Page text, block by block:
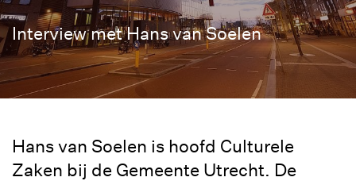
Interview met Hans van Soelen
Hans van Soelen is hoofd Culturele
Zaken bij de Gemeente Utrecht. De